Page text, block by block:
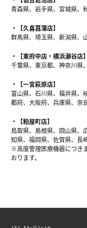
青森県、岩手県、宮城県、
【久喜菖蒲店】
群馬県、埼玉県、新潟県、
【東府中店・横浜瀬谷店】
千葉県、東京都、神奈川県
【一宮萩原店】
富山県、石川県、福井県、
都府、大阪府、兵庫県、奈
【粕屋町店】
鳥取県、島根県、岡山県、
知県、福岡県、佐賀県、長
※高度管理医療機器につき
おります。